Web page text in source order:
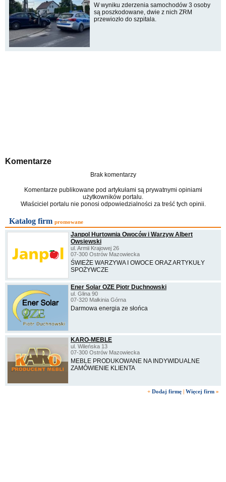
W wyniku zderzenia samochodów 3 osoby
są poszkodowane, dwie z nich ZRM
przewiozło do szpitala.
Komentarze
Brak komentarzy
Komentarze publikowane pod artykułami są prywatnymi opiniami
użytkowników portalu.
Właściciel portalu nie ponosi odpowiedzialności za treść tych opinii.
Katalog firm promowane
Janpol Hurtownia Owoców i Warzyw Albert
Owsiewski
ul. Armii Krajowej 26
07-300 Ostrów Mazowiecka
ŚWIEŻE WARZYWA I OWOCE ORAZ ARTYKUŁY
SPOŻYWCZE
Ener Solar OZE Piotr Duchnowski
ul. Glina 90
07-320 Małkinia Górna
Darmowa energia ze słońca
KARO-MEBLE
ul. Wileńska 13
07-300 Ostrów Mazowiecka
MEBLE PRODUKOWANE NA INDYWIDUALNE
ZAMÓWIENIE KLIENTA
+ Dodaj firmę | Więcej firm »